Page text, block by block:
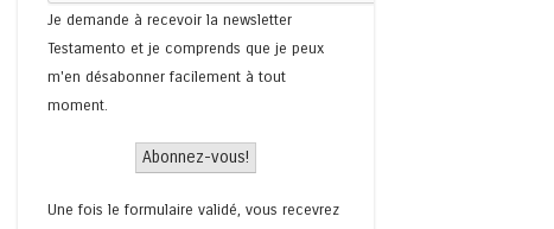
Je demande à recevoir la newsletter
Testamento et je comprends que je peux
m'en désabonner facilement à tout
moment.
Une fois le formulaire validé, vous recevrez